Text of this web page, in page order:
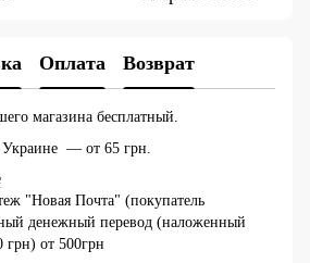
Оплата Возврат
магазина бесплатный.
— от 65 грн.
"Новая Почта" (покупатель
денежный перевод (наложенный
от 500грн